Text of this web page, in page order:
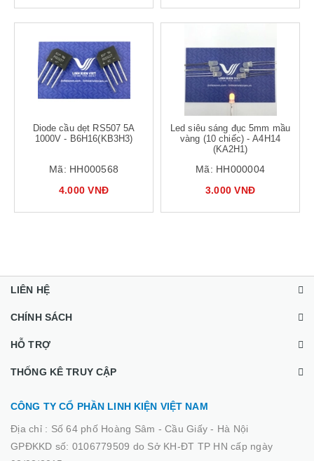
Diode cầu dẹt RS507 5A
1000V - B6H16(KB3H3)
Mã: HH000568
4.000 VNĐ
Led siêu sáng đục 5mm mầu
vàng (10 chiếc) - A4H14
(KA2H1)
Mã: HH000004
3.000 VNĐ
LIÊN HỆ
CHÍNH SÁCH
HỖ TRỢ
THỐNG KÊ TRUY CẬP
CÔNG TY CỔ PHẦN LINH KIỆN VIỆT NAM
Địa chỉ : Số 64 phố Hoàng Sâm - Cầu Giấy - Hà Nội
GPĐKKD số: 0106779509 do Sở KH-ĐT TP HN cấp ngày